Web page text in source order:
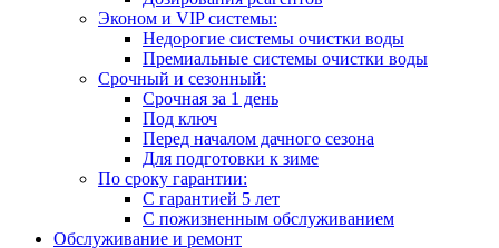
Эконом и VIP системы:
Недорогие системы очистки воды
Премиальные системы очистки воды
Срочный и сезонный:
Срочная за 1 день
Под ключ
Перед началом дачного сезона
Для подготовки к зиме
По сроку гарантии:
С гарантией 5 лет
С пожизненным обслуживанием
Обслуживание и ремонт